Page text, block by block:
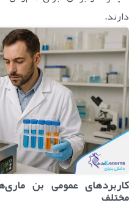
دارند.
کاربردهای عمومی بن
مختلف